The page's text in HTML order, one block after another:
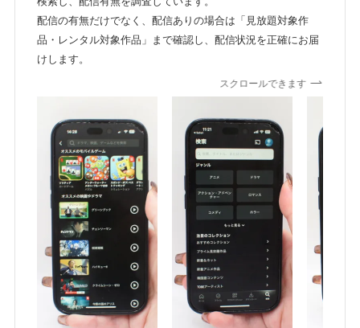
配信の有無だけでなく、配信ありの場合は「見放題対象作
品・レンタル対象作品」まで確認し、配信状況を正確にお届
けします。
スクロールできます